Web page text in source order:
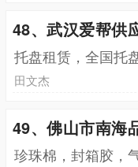
48、武汉爱帮供
托盘租赁，全国托
田文杰
49、佛山市南海
珍珠棉，封箱胶，